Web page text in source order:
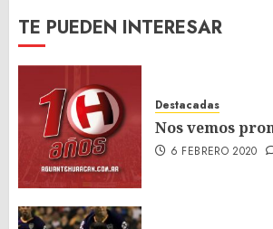
TE PUEDEN INTERESAR
Destacadas
Nos vemos
6 FEBRERO 2020